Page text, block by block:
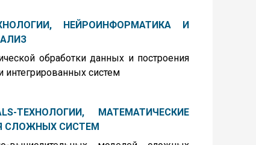
НЕЙРОИНФОРМАТИКА И
обработки данных и построения
интегрированных систем
ТЕХНОЛОГИИ, МАТЕМАТИЧЕСКИЕ
СЛОЖНЫХ СИСТЕМ